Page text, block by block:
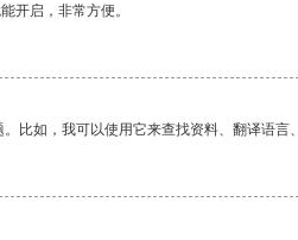
开启，非常方便。
比如，我可以使用它来查找资料、翻译语言